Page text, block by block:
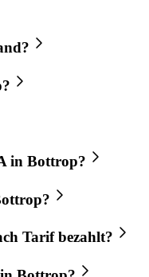
in Bottrop?
Tarif bezahlt?